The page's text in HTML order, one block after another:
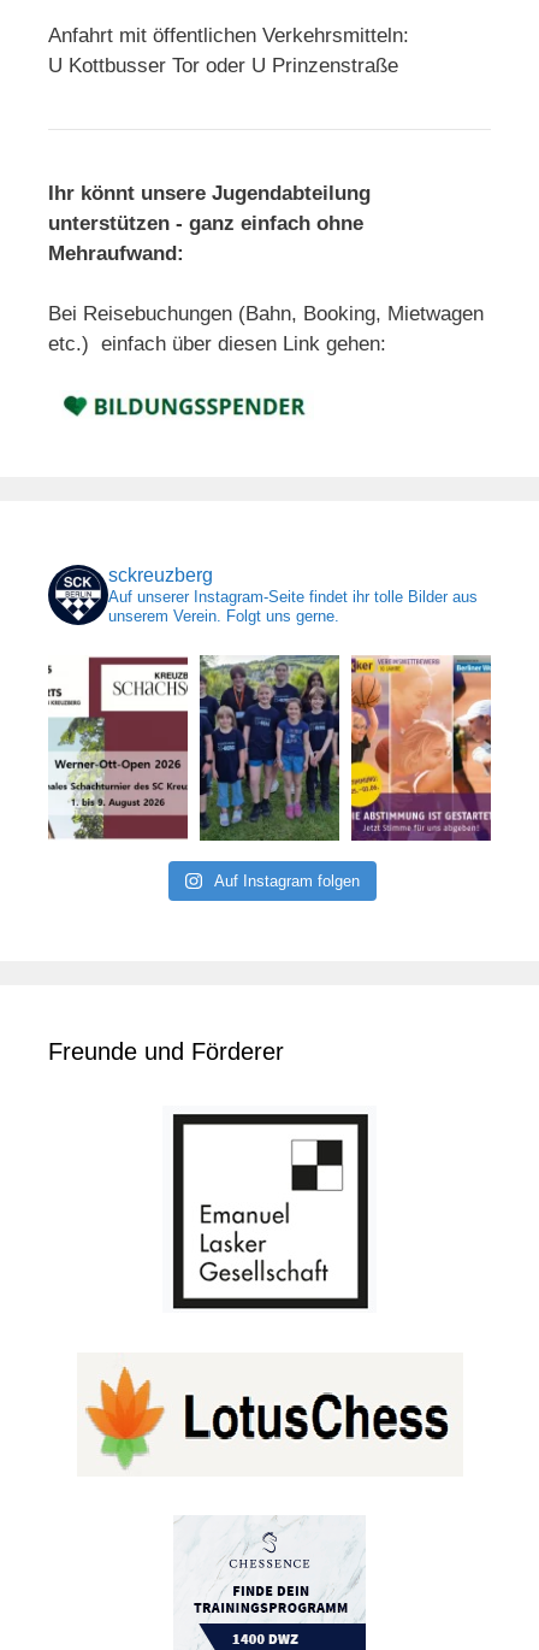
Anfahrt mit öffentlichen Verkehrsmitteln:
U Kottbusser Tor oder U Prinzenstraße
Ihr könnt unsere Jugendabteilung
unterstützen - ganz einfach ohne
Mehraufwand:
Bei Reisebuchungen (Bahn, Booking, Mietwagen
etc.) einfach über diesen Link gehen:
sckreuzberg
Auf unserer Instagram-Seite findet ihr tolle Bilder aus
unserem Verein. Folgt uns gerne.
Auf Instagram folgen
Freunde und Förderer